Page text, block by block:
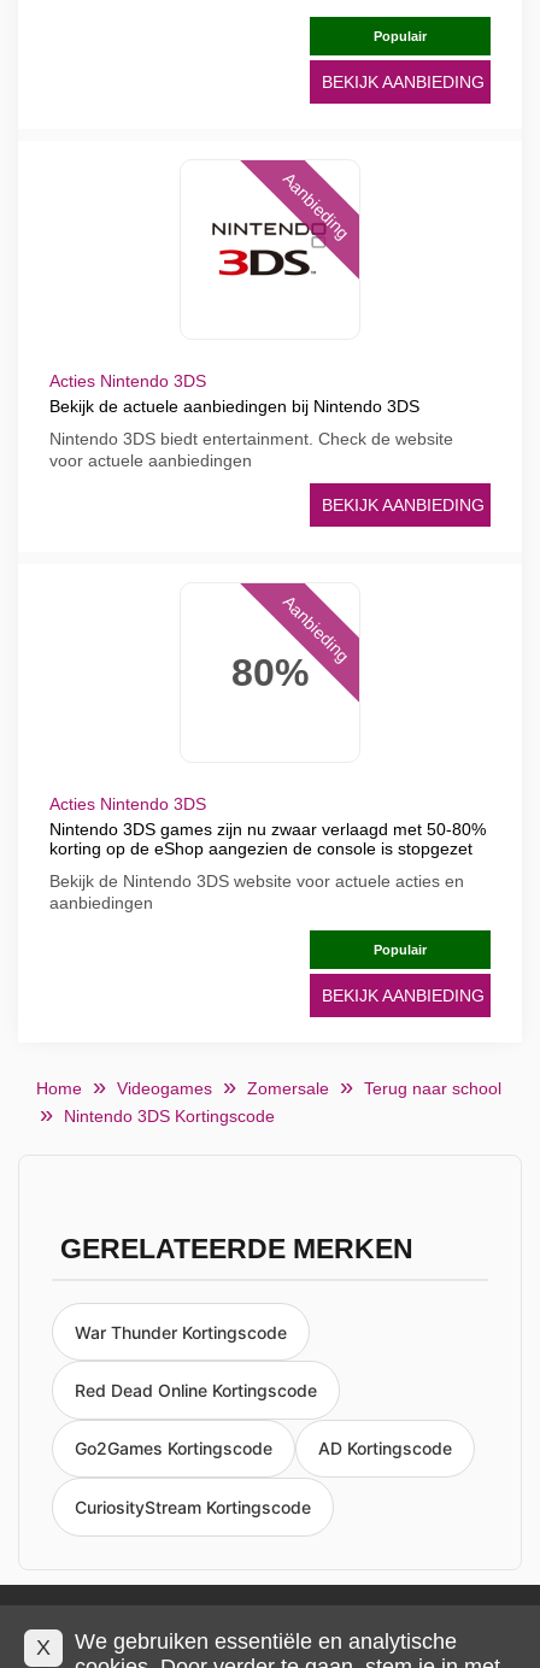
Populair
BEKIJK AANBIEDING
Aanbieding
Acties Nintendo 3DS
Bekijk de actuele aanbiedingen bij Nintendo 3DS
Nintendo 3DS biedt entertainment. Check de website
voor actuele aanbiedingen
BEKIJK AANBIEDING
80%
Aanbieding
Acties Nintendo 3DS
Nintendo 3DS games zijn nu zwaar verlaagd met 50-80%
korting op de eShop aangezien de console is stopgezet
Bekijk de Nintendo 3DS website voor actuele acties en
aanbiedingen
Populair
BEKIJK AANBIEDING
Home Videogames Zomersale
Terug naar school
Nintendo 3DS Kortingscode
GERELATEERDE MERKEN
War Thunder Kortingscode
Red Dead Online Kortingscode
Go2Games Kortingscode AD Kortingscode
CuriosityStream Kortingscode
Privacy en cookies Impressum Algemene voorwaarden
X
We gebruiken essentiële en analytische